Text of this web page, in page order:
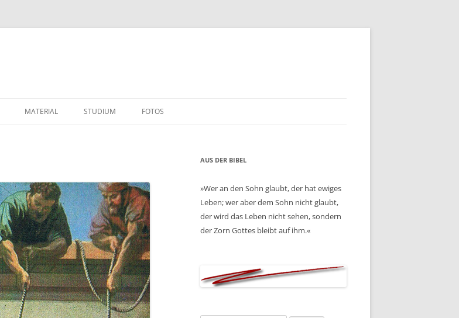
MATERIAL STUDIUM FOTOS
AUS DER BIBEL
»Wer an den Sohn glaubt, der hat ewiges
Leben; wer aber dem Sohn nicht glaubt,
der wird das Leben nicht sehen, sondern
der Zorn Gottes bleibt auf ihm.«